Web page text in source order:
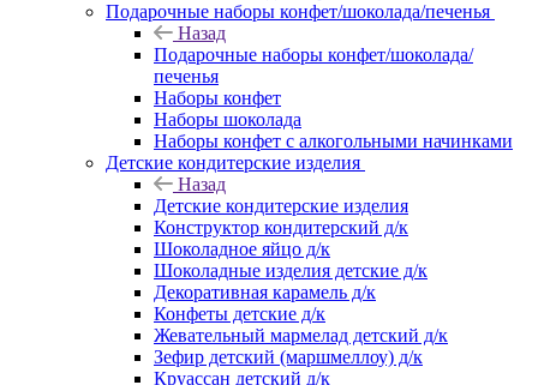
Подарочные наборы конфет/шоколада/печенья
Назад
Подарочные наборы конфет/шоколада/
печенья
Наборы конфет
Наборы шоколада
Наборы конфет с алкогольными начинками
Детские кондитерские изделия
Назад
Детские кондитерские изделия
Конструктор кондитерский д/к
Шоколадное яйцо д/к
Шоколадные изделия детские д/к
Декоративная карамель д/к
Конфеты детские д/к
Жевательный мармелад детский д/к
Зефир детский (маршмеллоу) д/к
Круассан детский д/к